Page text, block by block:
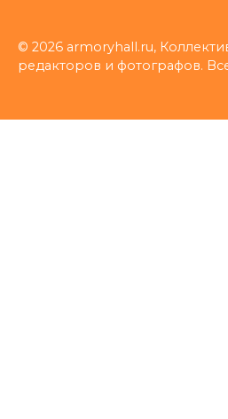
© 2026 armoryhall.ru,
редакторов и фотографов.